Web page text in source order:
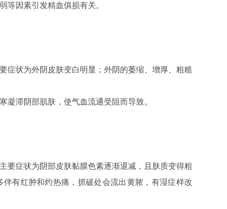
因素引发精血俱损有关。
状为外阴皮肤变白明显；外阴的萎缩、增厚、粗糙
滞阴部肌肤，使气血流通受阻而导致。
症状为阴部皮肤黏膜色素逐渐退减，且肤质变得粗
有红肿和灼热痛，抓破处会流出黄脓，有湿症样改